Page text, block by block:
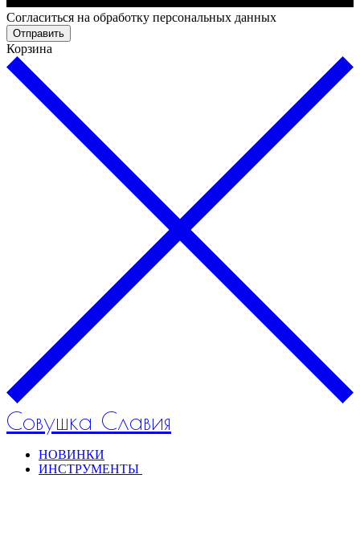
Cогласиться на обработку персональных данных
Отправить
Корзина
Совушка Славия
НОВИНКИ
ИНСТРУМЕНТЫ